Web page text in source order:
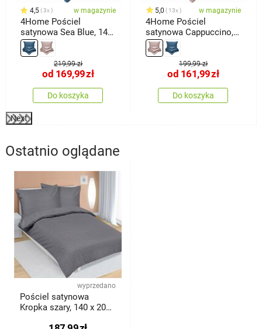
4,5 3x w magazynie
4Home Pościel
satynowa Sea Blue, 140
x 220 cm, 70
219,99 zł
od 169,99zł
Do koszyka
5,0 13x w magazynie
4Home Pościel
satynowa Cappuccino,
140 x 200 cm,
199,99 zł
od 161,99zł
Do koszyka
Next
Ostatnio oglądane
wyprzedano
Pościel satynowa
Kropka szary, 140 x 200